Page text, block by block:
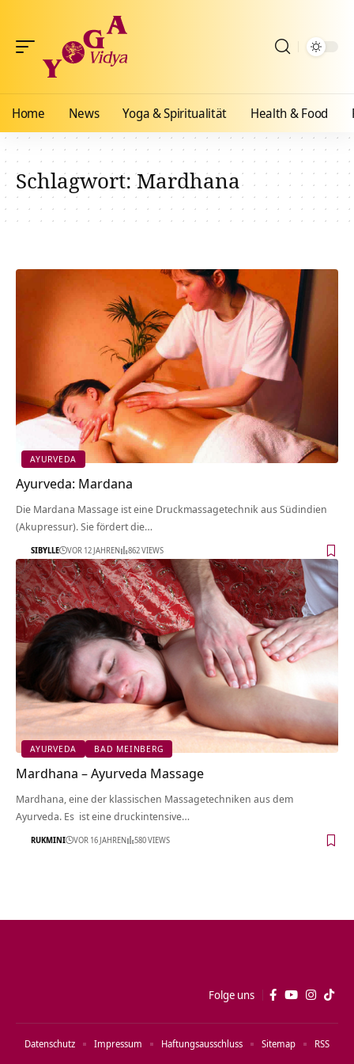
Home News Yoga & Spiritualität Health & Food
Schlagwort:Mardhana
AYURVEDA
Ayurveda: Mardana
Die Mardana Massage ist eine Druckmassagetechnik aus Südindien
(Akupressur). Sie fördert die…
SIBYLLE VOR 12 JAHREN 862 VIEWS
AYURVEDA BAD MEINBERG
Mardhana – Ayurveda Massage
Mardhana, eine der klassischen Massagetechniken aus dem
Ayurveda. Es ist eine druckintensive…
RUKMINI VOR 16 JAHREN 580 VIEWS
Folge uns
Datenschutz Impressum Haftungsausschluss Sitemap RSS